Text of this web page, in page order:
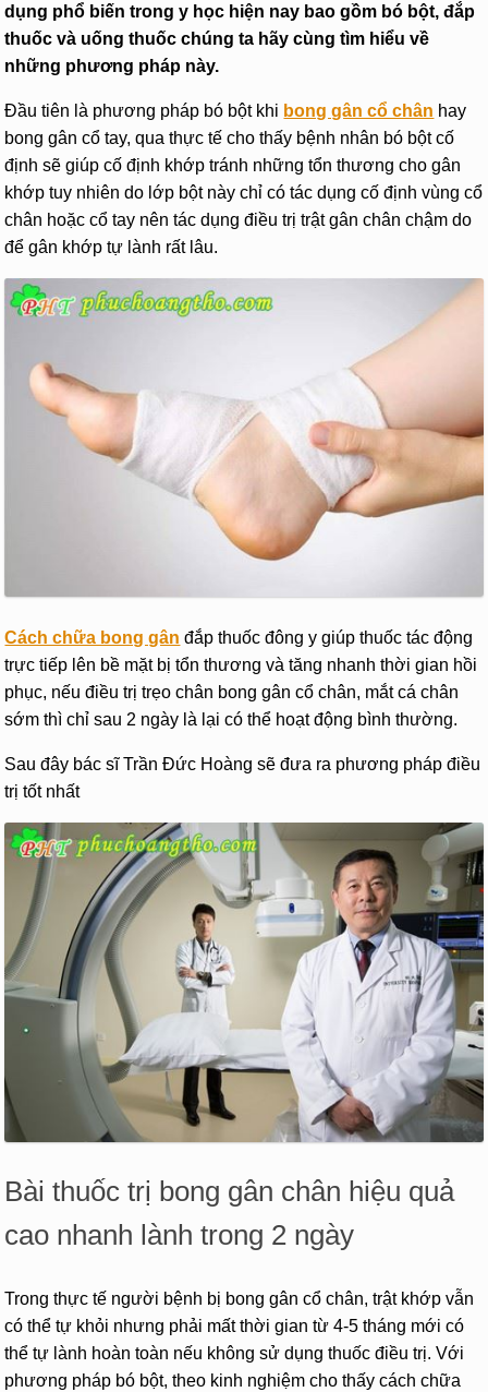
lượng
dụng phổ biến trong y học hiện nay bao gồm bó bột, đắp
thuốc và uống thuốc chúng ta hãy cùng tìm hiểu về
những phương pháp này.
Đầu tiên là phương pháp bó bột khi bong gân cổ chân hay
bong gân cổ tay, qua thực tế cho thấy bệnh nhân bó bột cố
định sẽ giúp cố định khớp tránh những tổn thương cho gân
khớp tuy nhiên do lớp bột này chỉ có tác dụng cố định vùng cổ
chân hoặc cổ tay nên tác dụng điều trị trật gân chân chậm do
để gân khớp tự lành rất lâu.
Cách chữa bong gân đắp thuốc đông y giúp thuốc tác động
trực tiếp lên bề mặt bị tổn thương và tăng nhanh thời gian hồi
phục, nếu điều trị trẹo chân bong gân cổ chân, mắt cá chân
sớm thì chỉ sau 2 ngày là lại có thể hoạt động bình thường.
Sau đây bác sĩ Trần Đức Hoàng sẽ đưa ra phương pháp điều
trị tốt nhất
Bài thuốc trị bong gân chân hiệu quả
cao nhanh lành trong 2 ngày
Trong thực tế người bệnh bị bong gân cổ chân, trật khớp vẫn
có thể tự khỏi nhưng phải mất thời gian từ 4-5 tháng mới có
thể tự lành hoàn toàn nếu không sử dụng thuốc điều trị. Với
phương pháp bó bột, theo kinh nghiệm cho thấy cách chữa